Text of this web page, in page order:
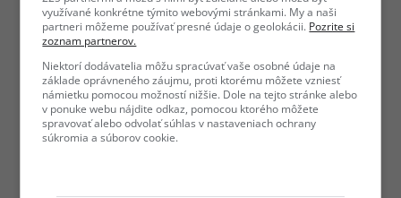
využívané konkrétne týmito webovými stránkami. My a naši
partneri môžeme používať presné údaje o geolokácii. Pozrite si
zoznam partnerov.
Niektorí dodávatelia môžu spracúvať vaše osobné údaje na
základe oprávneného záujmu, proti ktorému môžete vzniesť
námietku pomocou možností nižšie. Dole na tejto stránke alebo
v ponuke webu nájdite odkaz, pomocou ktorého môžete
spravovať alebo odvolať súhlas v nastaveniach ochrany
súkromia a súborov cookie.